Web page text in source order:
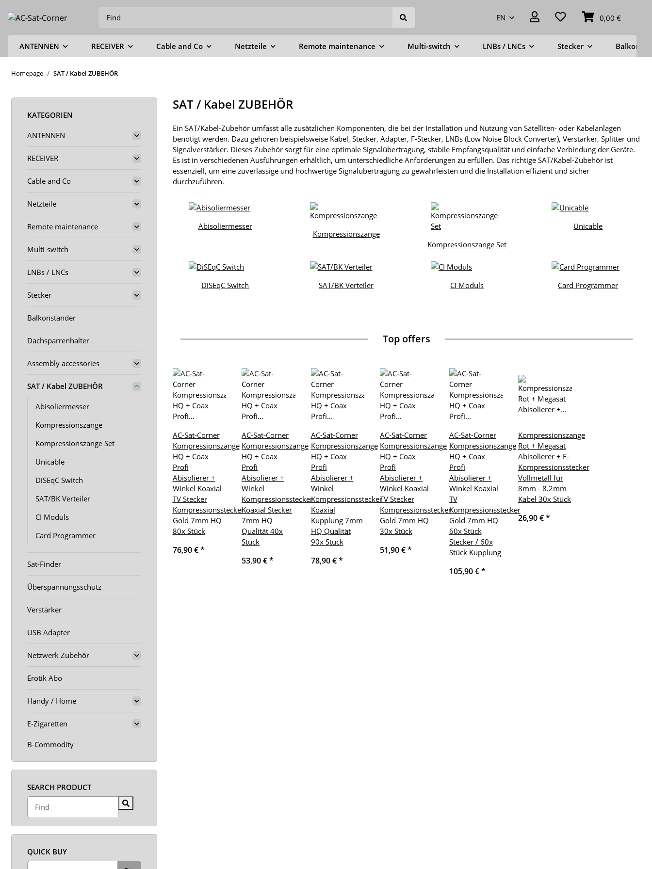
EN 0,00 €
ANTENNEN RECEIVER Cable and Co Netzteile Remote maintenance Multi-switch LNBs / LNCs Stecker
Homepage SAT / Kabel ZUBEHÖR
SAT / Kabel ZUBEHÖR
Ein SAT/Kabel-Zubehör umfasst alle zusätzlichen Komponenten, die bei der Installation und Nutzung von Satelliten- oder Kabelanlagen
benötigt werden. Dazu gehören beispielsweise Kabel, Stecker, Adapter, F-Stecker, LNBs (Low Noise Block Converter), Verstärker, Splitter und
Signalverstärker. Dieses Zubehör sorgt für eine optimale Signalübertragung, stabile Empfangsqualität und einfache Verbindung der Geräte.
Es ist in verschiedenen Ausführungen erhältlich, um unterschiedliche Anforderungen zu erfüllen. Das richtige SAT/Kabel-Zubehör ist
essenziell, um eine zuverlässige und hochwertige Signalübertragung zu gewährleisten und die Installation effizient und sicher
durchzuführen.
Abisoliermesser
Kompressionszange
Kompressionszange Set
Unicable
DiSEqC Switch SAT/BK Verteiler CI Moduls Card Programmer
Top offers
AC-Sat-Corner
Kompressionszange
HQ + Coax
Profi
Abisolierer +
Winkel Koaxial
TV Stecker
Kompressionsstecker
Gold 7mm HQ
80x Stück
76,90 €*
AC-Sat-Corner
Kompressionszange
HQ + Coax
Profi
Abisolierer +
Winkel
Kompressionsstecker
Koaxial Stecker
7mm HQ
Qualität 40x
Stück
53,90 €*
AC-Sat-Corner
Kompressionszange
HQ + Coax
Profi
Abisolierer +
Winkel
Kompressionsstecker
Koaxial
Kupplung 7mm
HQ Qualität
90x Stück
78,90 €*
AC-Sat-Corner
Kompressionszange
HQ + Coax
Profi
Abisolierer +
Winkel Koaxial
TV Stecker
Kompressionsstecker
Gold 7mm HQ
30x Stück
51,90 €*
AC-Sat-Corner
Kompressionszange
HQ + Coax
Profi
Abisolierer +
Winkel Koaxial
TV
Kompressionsstecker
Gold 7mm HQ
60x Stück
Stecker / 60x
Stück Kupplung
105,90 €*
Kompressionszange
Rot + Megasat
Abisolierer + F-
Kompressionsstecker
Vollmetall für
8mm - 8.2mm
Kabel 30x Stück
26,90 €*
KATEGORIEN
ANTENNEN
RECEIVER
Cable and Co
Netzteile
Remote maintenance
Multi-switch
LNBs / LNCs
Stecker
Balkonständer
Dachsparrenhalter
Assembly accessories
SAT / Kabel ZUBEHÖR
Abisoliermesser
Kompressionszange
Kompressionszange Set
Unicable
DiSEqC Switch
SAT/BK Verteiler
CI Moduls
Card Programmer
Sat-Finder
Überspannungsschutz
Verstärker
USB Adapter
Netzwerk Zubehör
Erotik Abo
Handy / Home
E-Zigaretten
B-Commodity
SEARCH PRODUCT
QUICK BUY